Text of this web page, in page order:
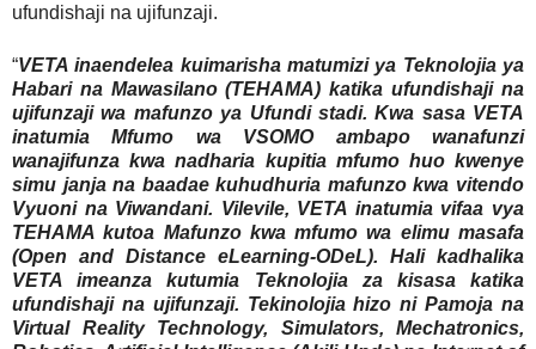
ufundishaji na ujifunzaji.
“VETA inaendelea kuimarisha matumizi ya Teknolojia ya
Habari na Mawasilano (TEHAMA) katika ufundishaji na
ujifunzaji wa mafunzo ya Ufundi stadi. Kwa sasa VETA
inatumia Mfumo wa VSOMO ambapo wanafunzi
wanajifunza kwa nadharia kupitia mfumo huo kwenye
simu janja na baadae kuhudhuria mafunzo kwa vitendo
Vyuoni na Viwandani. Vilevile, VETA inatumia vifaa vya
TEHAMA kutoa Mafunzo kwa mfumo wa elimu masafa
(Open and Distance eLearning-ODeL). Hali kadhalika
VETA imeanza kutumia Teknolojia za kisasa katika
ufundishaji na ujifunzaji. Tekinolojia hizo ni Pamoja na
Virtual Reality Technology, Simulators, Mechatronics,